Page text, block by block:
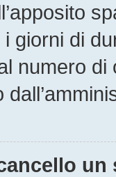
giorni di
numero
un